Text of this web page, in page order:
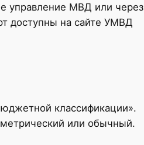
управление МВД или через
доступны на сайте УМВД
классификации».
или обычный.